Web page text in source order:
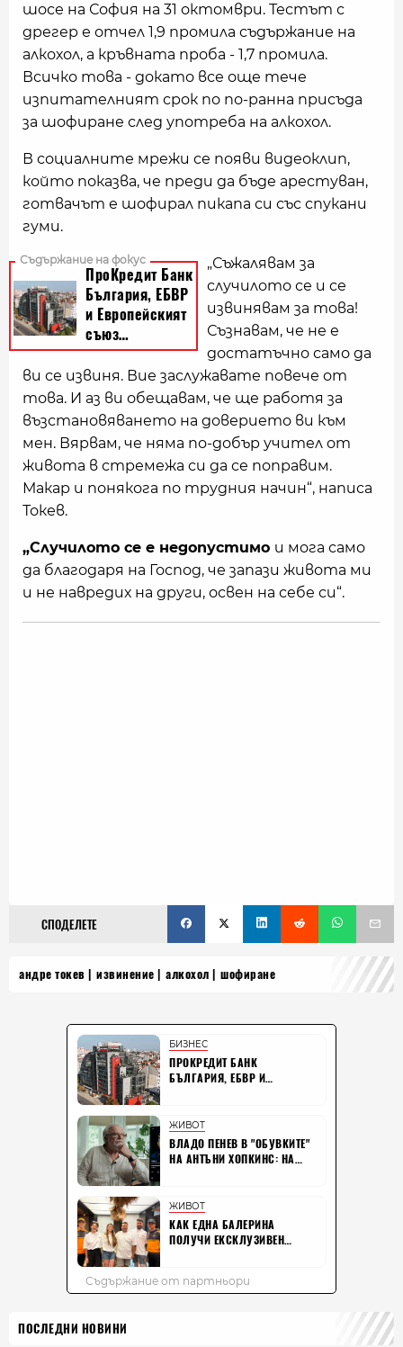
шосе на София на 31 октомври. Тестът с
дрегер е отчел 1,9 промила съдържание на
алкохол, а кръвната проба - 1,7 промила.
Всичко това - докато все още тече
изпитателният срок по по-ранна присъда
за шофиране след употреба на алкохол.
В социалните мрежи се появи видеоклип,
който показва, че преди да бъде арестуван,
готвачът е шофирал пикапа си със спукани
гуми.
„Съжалявам за
случилото се и се
извинявам за това!
Съзнавам, че не е
достатъчно само да
ви се извиня. Вие заслужавате повече от
това. И аз ви обещавам, че ще работя за
възстановяването на доверието ви към
мен. Вярвам, че няма по-добър учител от
живота в стремежа си да се поправим.
Макар и понякога по трудния начин“, написа
Токев.
„Случилото се е недопустимо и мога само
да благодаря на Господ, че запази живота ми
и не навредих на други, освен на себе си“.
СПОДЕЛЕТЕ
андре токев извинение алкохол шофиране
ПОСЛЕДНИ НОВИНИ